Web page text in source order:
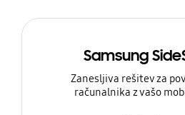
Samsung
Zanesljiva rešitev za
računalnika z vašo